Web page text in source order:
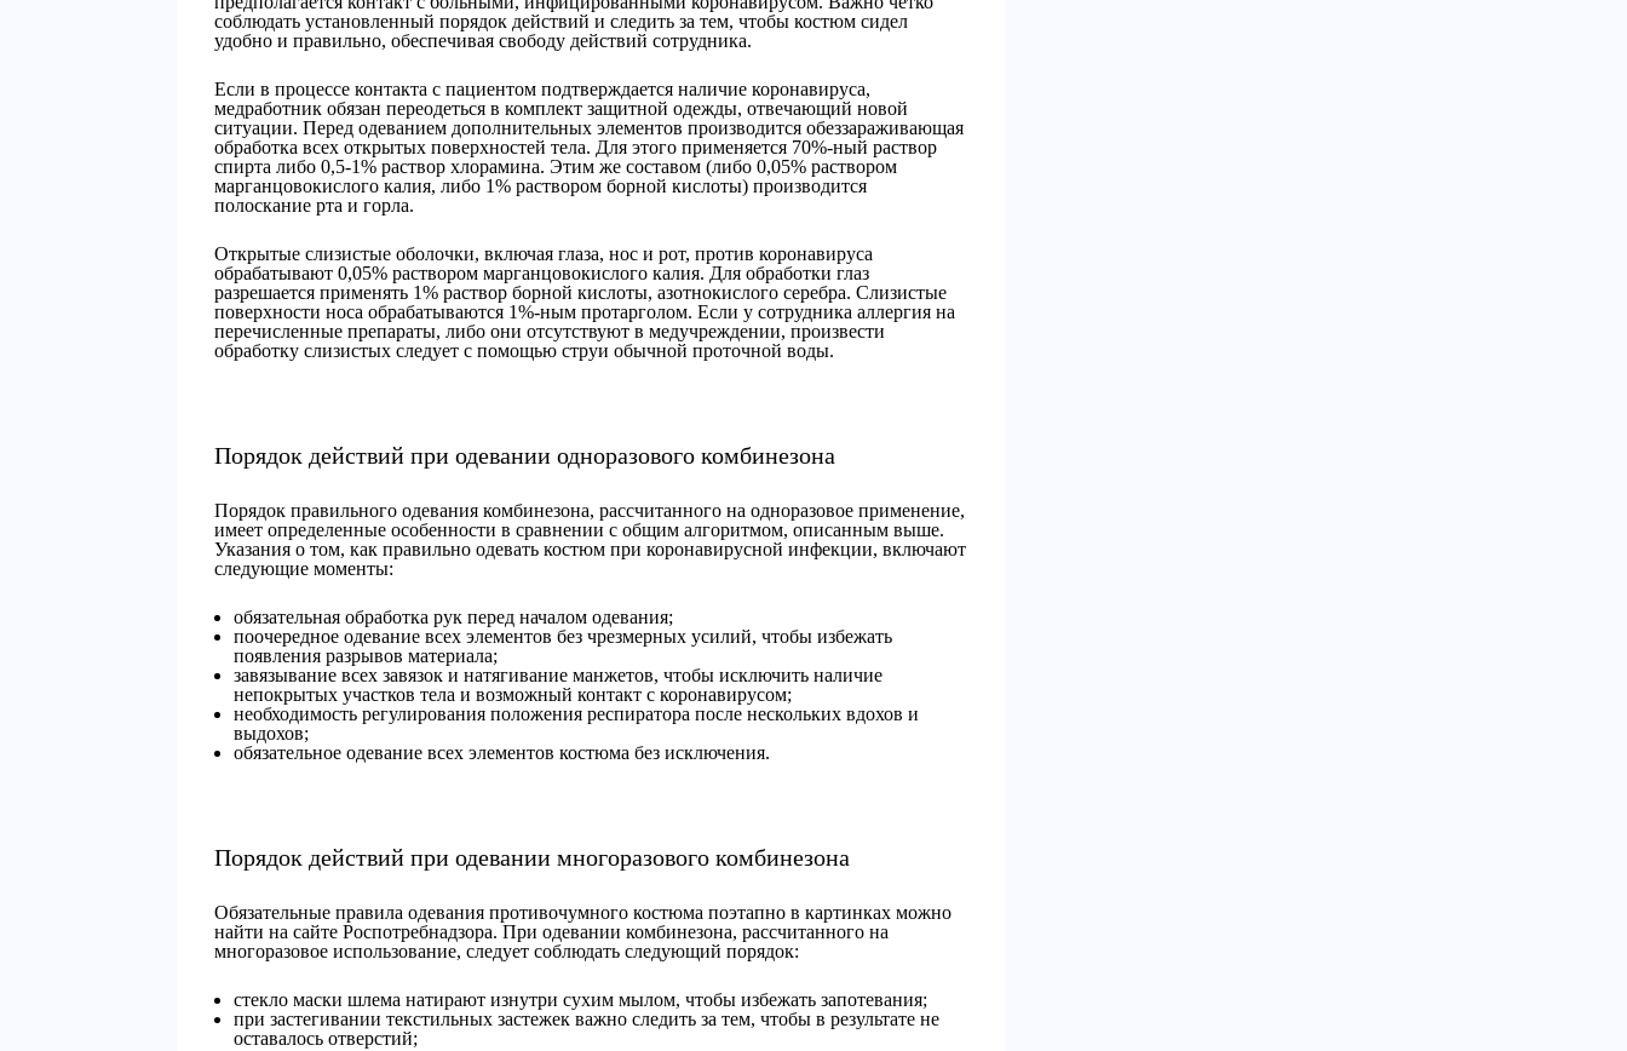
соблюдать установленный порядок действий и следить за тем, чтобы костюм сидел
удобно и правильно, обеспечивая свободу действий сотрудника.
Если в процессе контакта с пациентом подтверждается наличие коронавируса,
медработник обязан переодеться в комплект защитной одежды, отвечающий новой
ситуации. Перед одеванием дополнительных элементов производится обеззараживающая
обработка всех открытых поверхностей тела. Для этого применяется 70%-ный раствор
спирта либо 0,5-1% раствор хлорамина. Этим же составом (либо 0,05% раствором
марганцовокислого калия, либо 1% раствором борной кислоты) производится
полоскание рта и горла.
Открытые слизистые оболочки, включая глаза, нос и рот, против коронавируса
обрабатывают 0,05% раствором марганцовокислого калия. Для обработки глаз
разрешается применять 1% раствор борной кислоты, азотнокислого серебра. Слизистые
поверхности носа обрабатываются 1%-ным протарголом. Если у сотрудника аллергия на
перечисленные препараты, либо они отсутствуют в медучреждении, произвести
обработку слизистых следует с помощью струи обычной проточной воды.
Порядок действий при одевании одноразового комбинезона
Порядок правильного одевания комбинезона, рассчитанного на одноразовое применение,
имеет определенные особенности в сравнении с общим алгоритмом, описанным выше.
Указания о том, как правильно одевать костюм при коронавирусной инфекции, включают
следующие моменты:
обязательная обработка рук перед началом одевания;
поочередное одевание всех элементов без чрезмерных усилий, чтобы избежать
появления разрывов материала;
завязывание всех завязок и натягивание манжетов, чтобы исключить наличие
непокрытых участков тела и возможный контакт с коронавирусом;
необходимость регулирования положения респиратора после нескольких вдохов и
выдохов;
обязательное одевание всех элементов костюма без исключения.
Порядок действий при одевании многоразового комбинезона
Обязательные правила одевания противочумного костюма поэтапно в картинках можно
найти на сайте Роспотребнадзора. При одевании комбинезона, рассчитанного на
многоразовое использование, следует соблюдать следующий порядок:
стекло маски шлема натирают изнутри сухим мылом, чтобы избежать запотевания;
при застегивании текстильных застежек важно следить за тем, чтобы в результате не
оставалось отверстий;